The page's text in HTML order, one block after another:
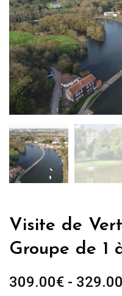
Visite de
Groupe de 1
309.00€ - 329.00